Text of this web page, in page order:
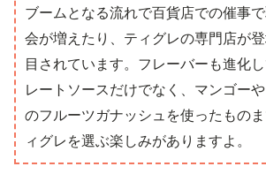
ブームとなる流れで百貨店での催事
会が増えたり、ティグレの専門店が
目されています。フレーバーも進化
レートソースだけでなく、マンゴー
のフルーツガナッシュを使ったもの
ィグレを選ぶ楽しみがありますよ。